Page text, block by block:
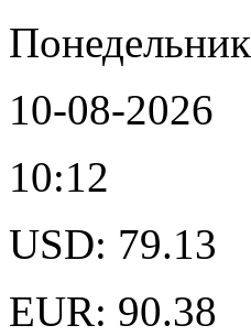
Понедельник
10-08-2026
10:12
USD: 79.13
EUR: 90.38